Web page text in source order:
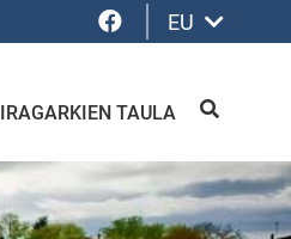
Facebook
EU
IRAGARKIEN TAULA BILATU